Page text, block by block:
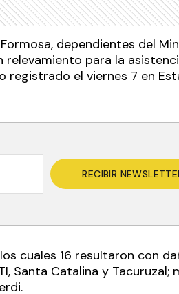
dependientes del
relevamiento para la
el viernes 7 en
RECIBIR
cuales 16 resultaron con
Santa Catalina y Tacuruzal;